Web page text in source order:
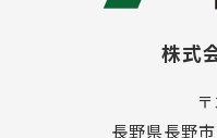
株式
長野県長野